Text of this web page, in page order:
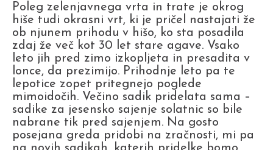
Poleg zelenjavnega vrta in trate je okrog
hiše tudi okrasni vrt, ki je pričel nastajati že
ob njunem prihodu v hišo, ko sta posadila
zdaj že več kot 30 let stare agave. Vsako
leto jih pred zimo izkopljeta in presadita v
lonce, da prezimijo. Prihodnje leto pa te
lepotice zopet pritegnejo poglede
mimoidočih. Večino sadik pridelata sama –
sadike za jesensko sajenje solatnic so bile
nabrane tik pred sajenjem. Na gosto
posejana greda pridobi na zračnosti, mi pa